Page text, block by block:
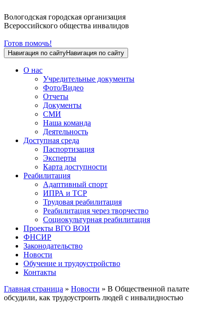
Вологодская городская организация
Всероссийского общества инвалидов
Готов помочь!
Навигация по сайтуНавигация по сайту
О нас
Учредительные документы
Фото/Видео
Отчеты
Документы
СМИ
Наша команда
Деятельность
Доступная среда
Паспортизация
Эксперты
Карта доступности
Реабилитация
Адаптивный спорт
ИПРА и ТСР
Трудовая реабилитация
Реабилитация через творчество
Социокультурная реабилитация
Проекты ВГО ВОИ
ФНСИР
Законодательство
Новости
Обучение и трудоустройство
Контакты
Главная страница » Новости » В Общественной палате
обсудили, как трудоустроить людей с инвалидностью